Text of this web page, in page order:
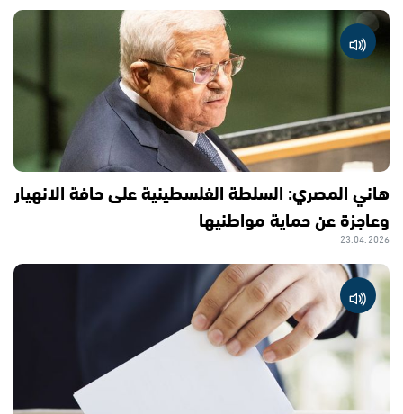
هاني المصري: السلطة الفلسطينية على حافة الانهيار
وعاجزة عن حماية مواطنيها
23.04.2026